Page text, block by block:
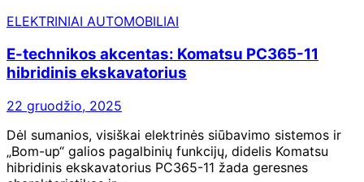
ELEKTRINIAI AUTOMOBILIAI
E-technikos akcentas: Komatsu PC365-11
hibridinis ekskavatorius
22 gruodžio, 2025
Dėl sumanios, visiškai elektrinės siūbavimo sistemos ir
„Bom-up“ galios pagalbinių funkcijų, didelis Komatsu
hibridinis ekskavatorius PC365-11 žada geresnes